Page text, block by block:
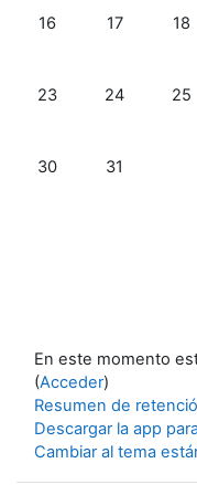
Sin eventos,
16 Sin
17 18
Sin eventos,
23 Sin
24 25
Sin eventos,
30 Sin
31
En este momento
(Acceder)
Resumen de
Descargar la app
Cambiar al tema